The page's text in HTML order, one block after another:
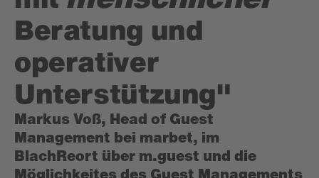
Beratung und
operativer
Unterstützung"
Markus Voß, Head of Guest
Management bei marbet, im
BlachReort über m.guest und die